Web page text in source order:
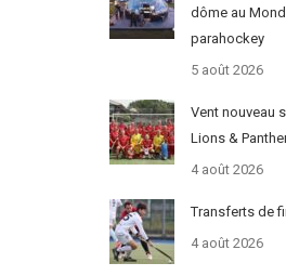
dôme au
parahockey
5 août 2026
Vent nouveau
Lions &
4 août 2026
Transferts de
4 août 2026